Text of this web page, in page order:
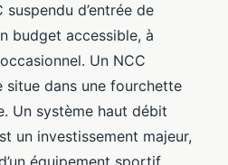
d’entrée de
budget accessible, à
Un NCC
situe dans une fourchette
Un système haut débit
un investissement majeur,